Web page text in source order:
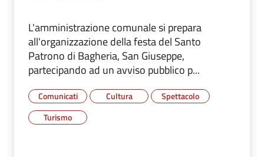
L'amministrazione comunale si prepara
all'organizzazione della festa del Santo
Patrono di Bagheria, San Giuseppe,
partecipando ad un avviso pubblico p...
Comunicati Cultura
Spettacolo
Turismo